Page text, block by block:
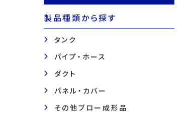
製品種類から探す
タンク
パイプ・ホース
ダクト
パネル・カバー
その他ブロー成形品